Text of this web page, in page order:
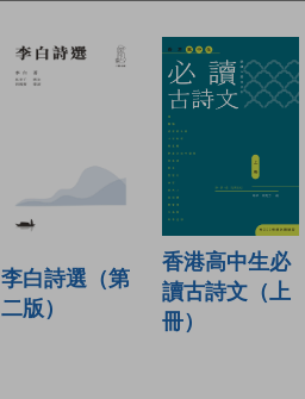
李白詩選（第
二版）
香港高中生必
讀古詩文（上
冊）